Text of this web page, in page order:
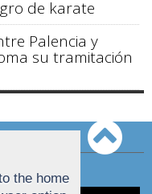
de karate
Palencia y
su tramitación
DE USO
the home